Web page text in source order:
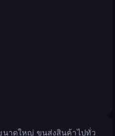
นาดใหญ่ ขนส่งสินค้าไปทั่ว